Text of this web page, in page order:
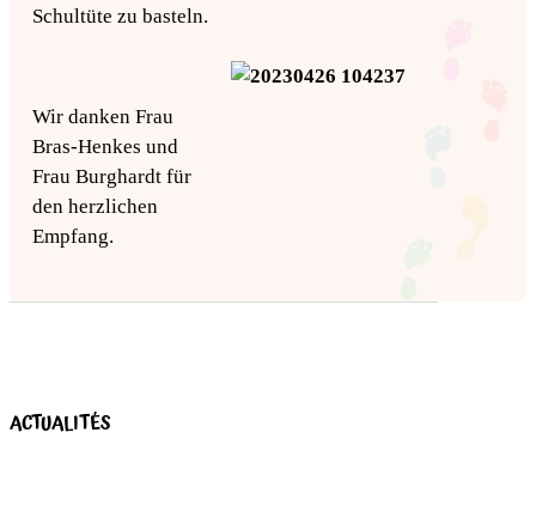
Schultüte zu basteln.
Wir danken Frau
Bras-Henkes und
Frau Burghardt für
den herzlichen
Empfang.
ACTUALITÉS